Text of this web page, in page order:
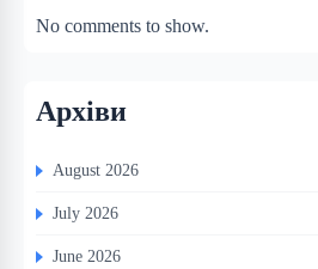
No comments to show.
Архіви
August 2026
July 2026
June 2026